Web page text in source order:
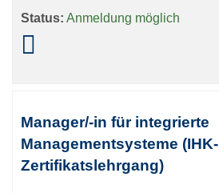
Status: Anmeldung möglich
Manager/-in für integrierte
Managementsysteme (IHK-
Zertifikatslehrgang)